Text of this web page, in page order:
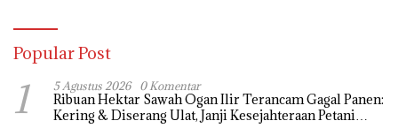
Popular Post
1 5 Agustus 2026 0 Komentar
Ribuan Hektar Sawah Ogan Ilir Terancam Gagal Panen:
Kering & Diserang Ulat, Janji Kesejahteraan Petani